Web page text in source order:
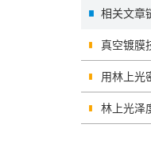
相关文章
真空镀膜
用林上光
林上光泽